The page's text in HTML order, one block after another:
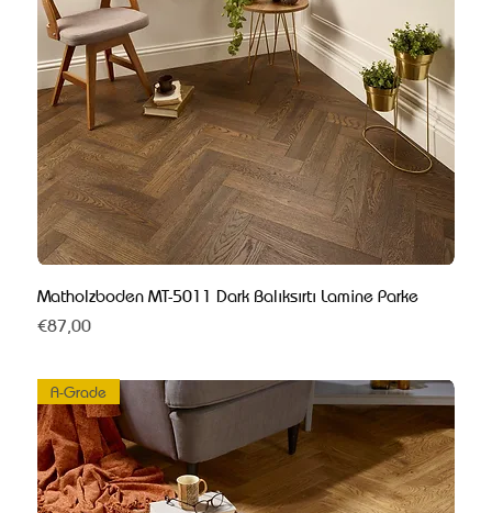
Matholzboden MT-5011 Dark Balıksırtı Lamine Parke
Fiyat
€87,00
A-Grade